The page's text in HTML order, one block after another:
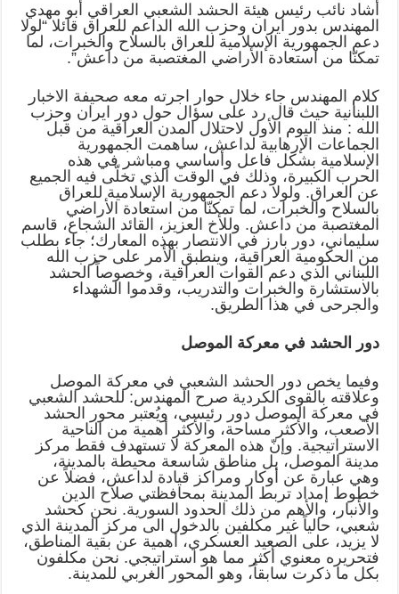
أشاد نائب رئيس هيئة الحشد الشعبي العراقي أبو مهدي
المهندس بدور ايران وحزب الله الداعم للعراق قائلا “لولا
دعم الجمهورية الإسلامية للعراق بالسلاح والخبرات، لما
تمكنّا من استعادة الأراضي المغتصبة من داعش”.
كلام المهندس جاء خلال حوار اجرته معه صحيفة الاخبار
اللبنانية حيث قال رد على سؤال حول دور ايران وحزب
الله : منذ اليوم الأول لاحتلال المدن العراقية من قبل
الجماعات الإرهابية لداعش، ساهمت الجمهورية
الإسلامية بشكل فاعل وأساسي ومباشر في هذه
الحرب الكبيرة، وذلك في الوقت الذي تخلّى فيه الجميع
عن العراق. ولولا دعم الجمهورية الإسلامية للعراق
بالسلاح والخبرات، لما تمكنّا من استعادة الأراضي
المغتصبة من داعش. وللأخ العزيز، القائد الشجاع، قاسم
سليماني، دور بارز في الانتصار بهذه المعارك؛ جاء بطلب
من الحكومية العراقية، وينطبق الأمر على حزب الله
اللبناني الذي دعم القوات العراقية، وخصوصاً الحشد
بالاستشارة والخبرات والتدريب، وقدموا الشهداء
والجرحى في هذا الطريق.
دور الحشد في معركة الموصل
وفيما يخص دور الحشد الشعبي في معركة الموصل
وعلاقته بالقوى الكردية صرح المهندس: للحشد الشعبي
في معركة الموصل دور رئيسي، ويُعتبر محور الحشد
الأصعب، والأكثر مساحة، والأكثر أهمية من الناحية
الاستراتيجية. وإنّ هذه المعركة لا تستهدف فقط مركز
مدينة الموصل، بل مناطق شاسعة محيطة بالمدينة،
وهي عبارة عن أوكار ومراكز قيادة لداعش، فضلاً عن
خطوط إمداد تربط المدينة بمحافظتي صلاح الدين
والأنبار، والأهم من ذلك الحدود السورية. نحن كحشد
شعبي، حالياً غير مكلفين بالدخول الى مركز المدينة الذي
لا يزيد، على الصعيد العسكري، أهمية عن بقية المناطق،
فتحريره معنوي أكثر مما هو استراتيجي. نحن مكلفون
بكل ما ذكرت سابقاً، وهو المحور الغربي للمدينة.